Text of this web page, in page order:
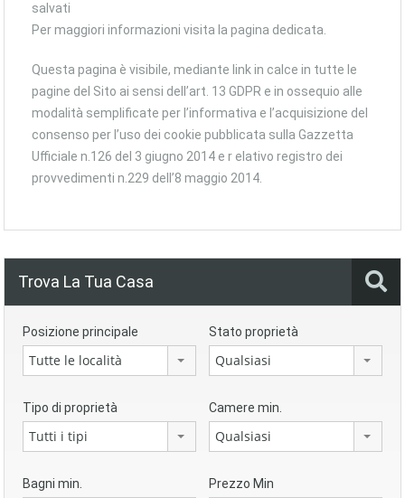
salvati
Per maggiori informazioni visita la pagina dedicata.
Questa pagina è visibile, mediante link in calce in tutte le
pagine del Sito ai sensi dell’art. 13 GDPR e in ossequio alle
modalità semplificate per l’informativa e l’acquisizione del
consenso per l’uso dei cookie pubblicata sulla Gazzetta
Ufficiale n.126 del 3 giugno 2014 e r elativo registro dei
provvedimenti n.229 dell’8 maggio 2014.
Trova La Tua Casa
Posizione principale
Tutte le località
Stato proprietà
Qualsiasi
Tipo di proprietà
Tutti i tipi
Camere min.
Qualsiasi
Bagni min. Prezzo Min